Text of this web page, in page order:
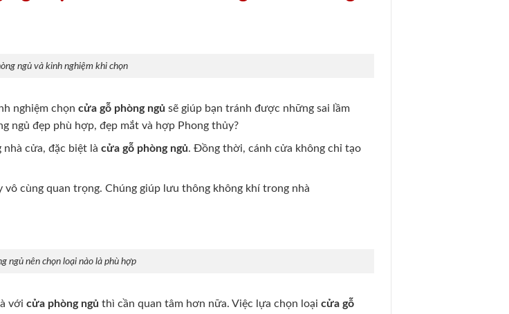
ngủ và kinh nghiệm khi chọn
nghiệm chọncửa gỗ phòng ngủ sẽ giúp bạn tránh được những sai lầm
ngủ đẹp phù hợp, đẹp mắt và hợp Phong thủy?
nhà cửa, đặc biệt làcửa gỗ phòng ngủ. Đồng thời, cánh cửa không chỉ tạo
cùng quan trọng. Chúng giúp lưu thông không khí trong nhà
ngủ nên chọn loại nào là phù hợp
vớicửa phòng ngủ thì cần quan tâm hơn nữa. Việc lựa chọn loạicửa gỗ